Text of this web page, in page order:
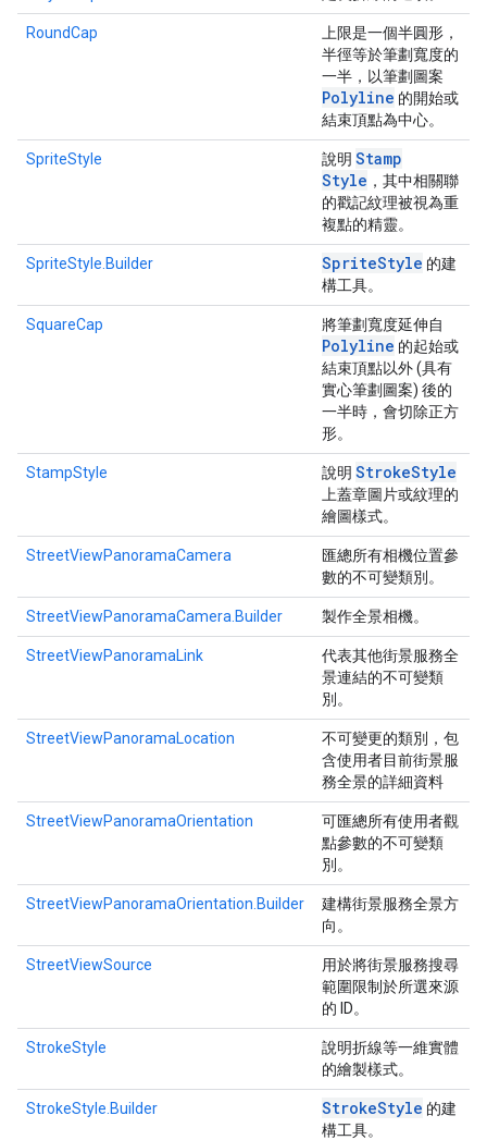
RoundCap
上限是一個半圓形，
半徑等於筆劃寬度的
一半，以筆劃圖案
Polyline 的開始或
結束頂點為中心。
SpriteStyle 說明 Stamp
Style ，其中相關聯
的戳記紋理被視為重
複點的精靈。
SpriteStyle.Builder SpriteStyle 的建
構工具。
SquareCap 將筆劃寬度延伸自
Polyline 的起始或
結束頂點以外 (具有
實心筆劃圖案) 後的
一半時，會切除正方
形。
StampStyle 說明 StrokeStyle
上蓋章圖片或紋理的
繪圖樣式。
StreetViewPanoramaCamera
匯總所有相機位置參
數的不可變類別。
StreetViewPanoramaCamera.Builder 製作全景相機。
StreetViewPanoramaLink
代表其他街景服務全
景連結的不可變類
別。
StreetViewPanoramaLocation
不可變更的類別，包
含使用者目前街景服
務全景的詳細資料
StreetViewPanoramaOrientation
可匯總所有使用者觀
點參數的不可變類
別。
StreetViewPanoramaOrientation.Builder
建構街景服務全景方
向。
StreetViewSource
用於將街景服務搜尋
範圍限制於所選來源
的 ID。
StrokeStyle
說明折線等一維實體
的繪製樣式。
StrokeStyle.Builder StrokeStyle 的建
構工具。